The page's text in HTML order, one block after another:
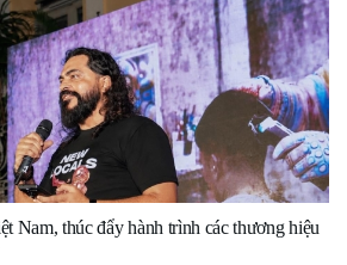
Nam, thúc đẩy hành trình các thương hiệu